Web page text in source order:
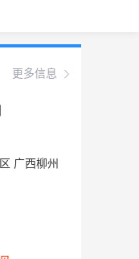
更多信息
广西柳州